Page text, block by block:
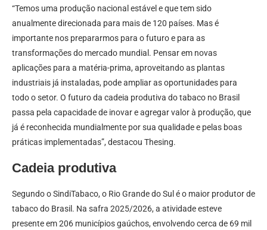
“Temos uma produção nacional estável e que tem sido
anualmente direcionada para mais de 120 países. Mas é
importante nos prepararmos para o futuro e para as
transformações do mercado mundial. Pensar em novas
aplicações para a matéria-prima, aproveitando as plantas
industriais já instaladas, pode ampliar as oportunidades para
todo o setor. O futuro da cadeia produtiva do tabaco no Brasil
passa pela capacidade de inovar e agregar valor à produção, que
já é reconhecida mundialmente por sua qualidade e pelas boas
práticas implementadas”, destacou Thesing.
Cadeia produtiva
Segundo o SindiTabaco, o Rio Grande do Sul é o maior produtor de
tabaco do Brasil. Na safra 2025/2026, a atividade esteve
presente em 206 municípios gaúchos, envolvendo cerca de 69 mil